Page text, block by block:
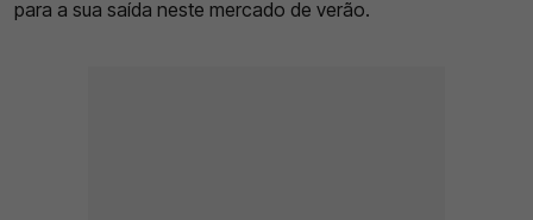
para a sua saída neste mercado de verão.